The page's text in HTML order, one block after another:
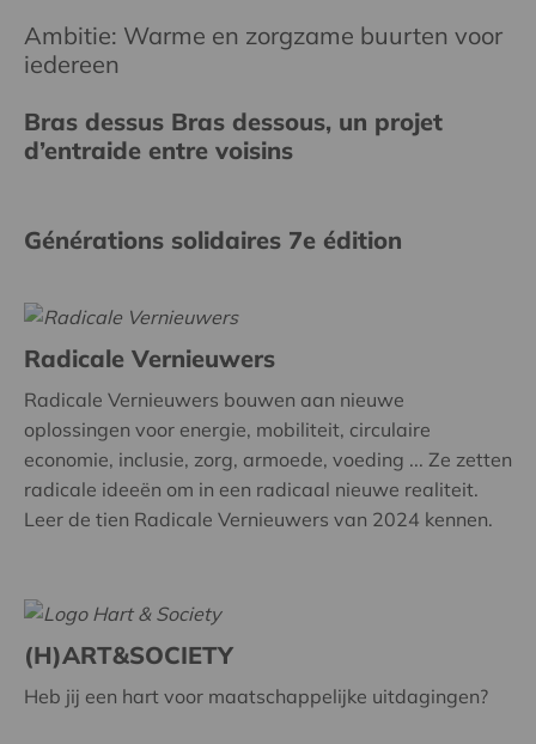
Ambitie: Warme en zorgzame buurten voor
iedereen
Bras dessus Bras dessous, un projet
d’entraide entre voisins
Générations solidaires 7e édition
Radicale Vernieuwers
Radicale Vernieuwers bouwen aan nieuwe
oplossingen voor energie, mobiliteit, circulaire
economie, inclusie, zorg, armoede, voeding ... Ze zetten
radicale ideeën om in een radicaal nieuwe realiteit.
Leer de tien Radicale Vernieuwers van 2024 kennen.
(H)ART&SOCIETY
Heb jij een hart voor maatschappelijke uitdagingen?